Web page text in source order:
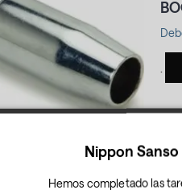
Nippon
Hemos completado las